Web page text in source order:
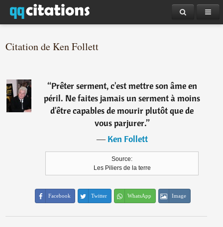
Citation de Ken Follett
“Prêter serment, c'est mettre son âme en
péril. Ne faites jamais un serment à moins
d'être capables de mourir plutôt que de
vous parjurer.”
―Ken Follett
Source:
Les Piliers de la terre
Facebook Twitter WhatsApp Image